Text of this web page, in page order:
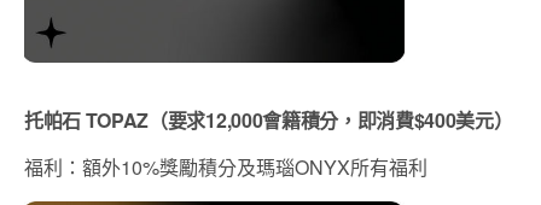
托帕石 TOPAZ（要求12,000會籍積分，即消費$400美元）
福利：額外10%獎勵積分及瑪瑙ONYX所有福利